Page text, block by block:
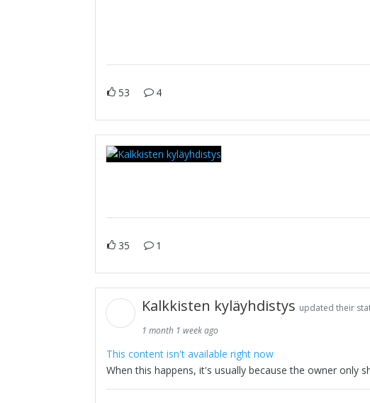
53 4
35 1
Kalkkisten kyläyhdistys updated their
1 month 1 week ago
This content isn't available right now
When this happens, it's usually because the owner only